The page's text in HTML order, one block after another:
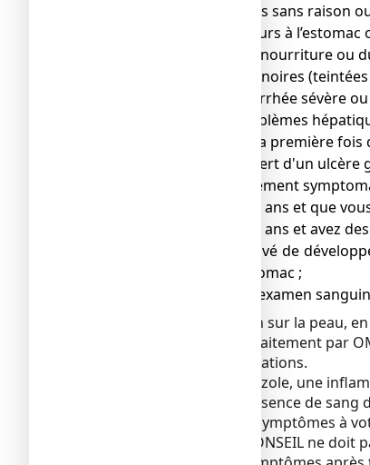
● vous perdez du poids sans raison
● vous avez des douleurs à
● vous vomissez de la nourriture ou
● vous avez des selles noires
● vous souffrez de diarrhée sévère
● si vous avez des problèmes
● vous souffrez pour la première
● vous avez déjà souffert d'un
● vous êtes sous traitement
● vous avez plus de 55 ans et que
● vous avez plus de 55 ans et avez
● s’il vous est déjà arrivé de
réduit l'acidité de l'estomac ;
● vous devez faire un examen
Si vous avez une éruption sur la peau,
peut-être arrêter votre traitement par
douleurs dans vos articulations.
Lors de la prise d’oméprazole, une
volume urinaire ou la présence de
Vous devez signaler ces symptômes à
OMEPRAZOLE ARROW CONSEIL ne